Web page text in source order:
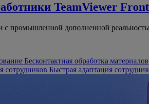
TeamViewer
промышленной дополненной
Бесконтактная обработка материалов
сотрудников Быстрая адаптация